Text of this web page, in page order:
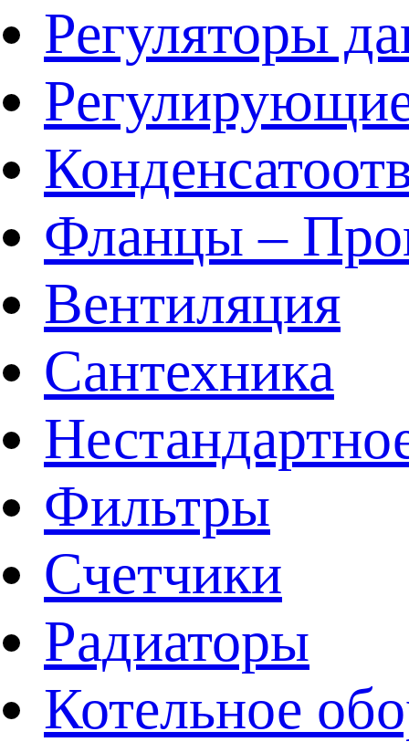
Регуляторы
Фланцы –
Вентиляция
Сантехника
Фильтры
Счетчики
Радиаторы
Котельное